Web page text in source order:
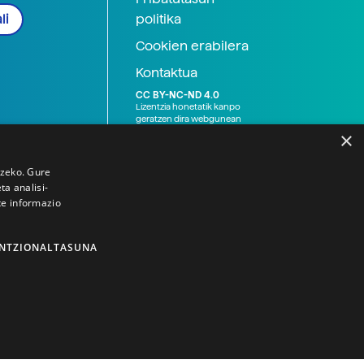
politika
Cookien erabilera
Kontaktua
CC BY-NC-ND 4.0
Lizentzia honetatik kanpo
geratzen dira webgunean
×
Gure
analisi-
informazio